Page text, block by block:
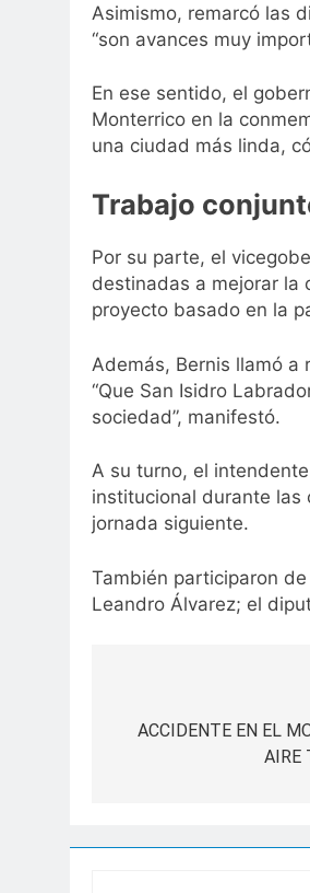
Asimismo, remarcó las
“son avances muy
En ese sentido, el
Monterrico en la
una ciudad más linda,
Trabajo
Por su parte, el
destinadas a mejorar la
proyecto basado en la
Además, Bernis llamó
“Que San Isidro
sociedad”, manifestó.
A su turno, el
institucional durante las
jornada siguiente.
También participaron
Leandro Álvarez; el
deACCIDENTE EN EL
AIRE